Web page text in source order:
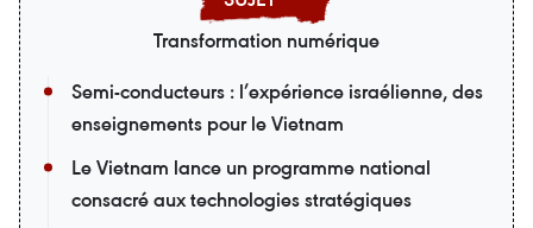
Transformation numérique
Semi-conducteurs : l’expérience israélienne, des
enseignements pour le Vietnam
Le Vietnam lance un programme national
consacré aux technologies stratégiques